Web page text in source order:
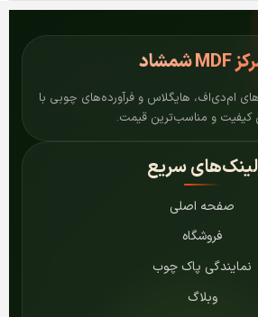
MDF شمشاد
ام‌دی‌اف، هایگلاس و فرآورده‌های چوبی با
کیفیت و مناسب‌ترین قیمت.
لینک‌های سریع
صفحه اصلی
فروشگاه
نمایندگی پاک چوب
وبلاگ